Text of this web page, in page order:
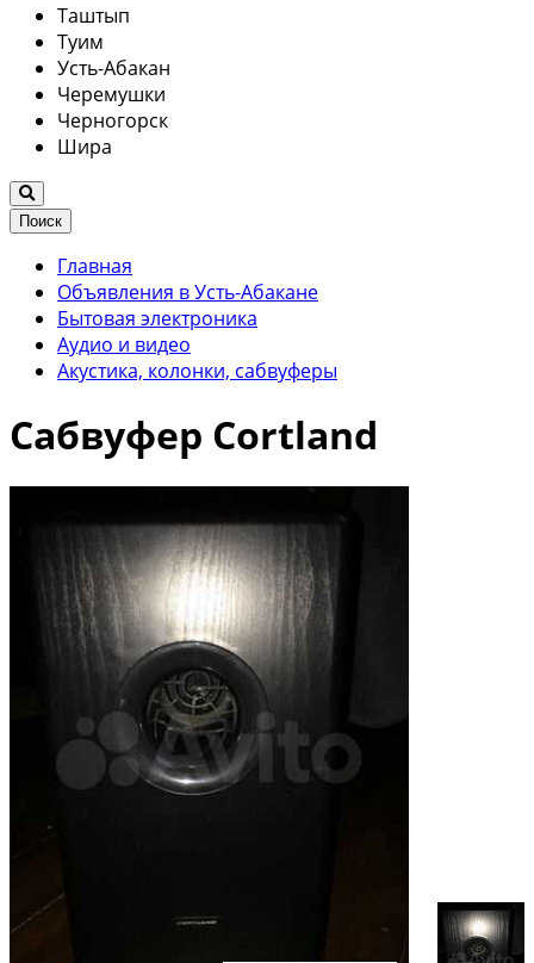
Таштып
Туим
Усть-Абакан
Черемушки
Черногорск
Шира
Поиск
Главная
Объявления в Усть-Абакане
Бытовая электроника
Аудио и видео
Акустика, колонки, сабвуферы
Сабвуфер Cortland